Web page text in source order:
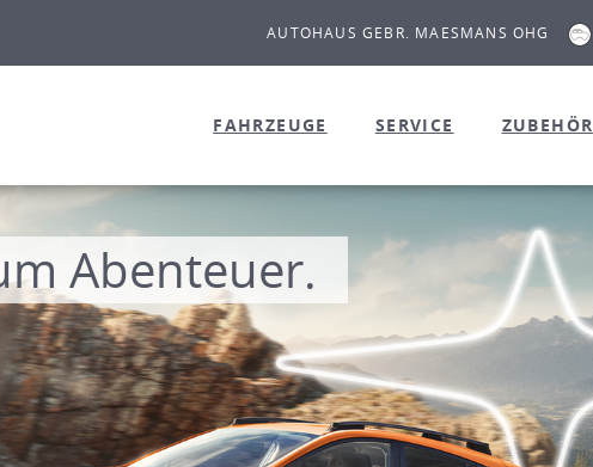
AUTOHAUS GEBR. MAESMANS OHG
FAHRZEUGE SERVICE ZUBEHÖR
Abenteuer.